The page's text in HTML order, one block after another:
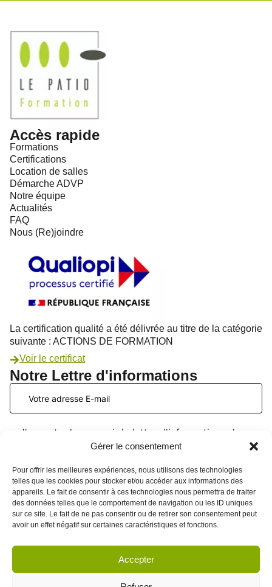
Gérer le consentement
Pour offrir les meilleures expériences, nous utilisons des technologies
telles que les cookies pour stocker et/ou accéder aux informations des
appareils. Le fait de consentir à ces technologies nous permettra de traiter
des données telles que le comportement de navigation ou les ID uniques
sur ce site. Le fait de ne pas consentir ou de retirer son consentement peut
avoir un effet négatif sur certaines caractéristiques et fonctions.
Accepter
Accès rapide
Formations
Certifications
Location de salles
Démarche ADVP
Notre équipe
Actualités
FAQ
Nous (Re)joindre
Notre Lettre d'informations
J’accepte de recevoir la lettre d'informations du
PATIO Formation. Je peux me désinscrire à tout
La certification qualité a été délivrée au titre de la catégorie
suivante : ACTIONS DE FORMATION
Voir le certificat
CGV